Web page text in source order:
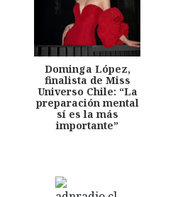
Dominga López,
finalista de Miss
Universo Chile: “La
preparación mental
sí es la más
importante”